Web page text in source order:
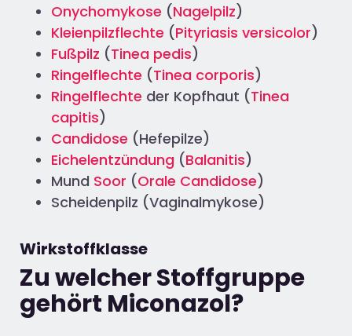
Onychomykose (Nagelpilz)
Kleienpilzflechte (Pityriasis versicolor)
Fußpilz (Tinea pedis)
Ringelflechte (Tinea corporis)
Ringelflechte der Kopfhaut (Tinea
capitis)
Candidose (Hefepilze)
Eichelentzündung (Balanitis)
Mund Soor (Orale Candidose)
Scheidenpilz (Vaginalmykose)
Wirkstoffklasse
Zu welcher Stoffgruppe
gehört Miconazol?